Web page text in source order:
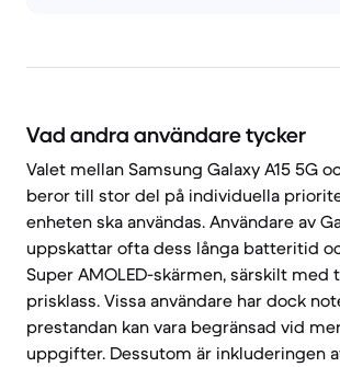
Vad andra användare tycker
Valet mellan Samsung Galaxy A15 5G
beror till stor del på individuella
enheten ska användas. Användare av
uppskattar ofta dess långa batteritid
Super AMOLED-skärmen, särskilt med
prisklass. Vissa användare har dock
prestandan kan vara begränsad vid
uppgifter. Dessutom är inkluderingen